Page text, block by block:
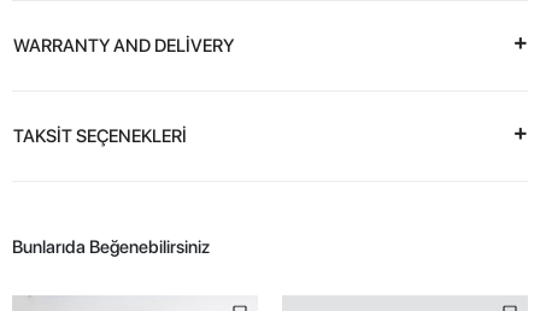
WARRANTY AND DELİVERY
TAKSİT SEÇENEKLERİ
Bunlarıda Beğenebilirsiniz